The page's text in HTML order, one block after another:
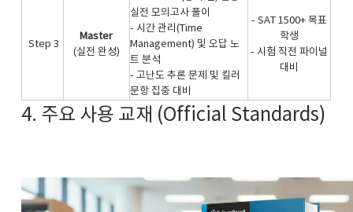
Step 3
Master
(실전 완성)​
실전 모의고사 풀이
- 시간 관리(Time
Management) 및 오답 노
트 분석
- 고난도 추론 문제 및 킬러
문항 집중 대비​
- SAT 1500+ 목표
학생
- 시험 직전 파이널
대비​
4. 주요 사용 교재 (Official Standards)